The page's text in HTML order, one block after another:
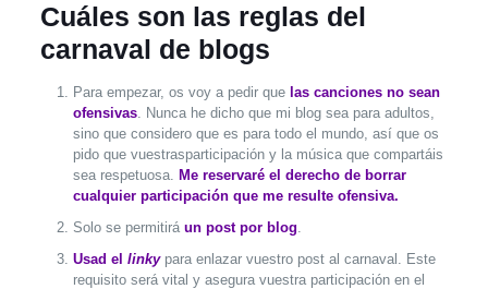
Cuáles son las reglas del
carnaval de blogs
Para empezar, os voy a pedir que las canciones no sean
ofensivas. Nunca he dicho que mi blog sea para adultos,
sino que considero que es para todo el mundo, así que os
pido que vuestrasparticipación y la música que compartáis
sea respetuosa. Me reservaré el derecho de borrar
cualquier participación que me resulte ofensiva.
Solo se permitirá un post por blog.
Usad el linkypara enlazar vuestro post al carnaval. Este
requisito será vital y asegura vuestra participación en el